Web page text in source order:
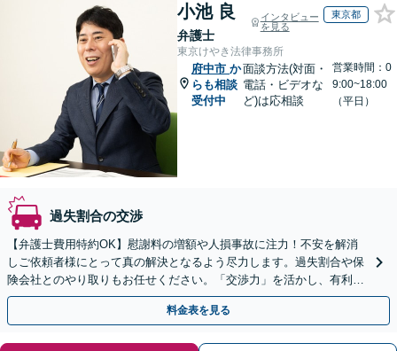
小池 良
弁護士
インタビュー
を見る
東京都
東京けやき法律事務所
府中市 か
らも相談
受付中
面談方法(対面・
電話・ビデオな
ど)は応相談
営業時間：0
9:00~18:00
（平日）
過失割合の交渉
【弁護士費用特約OK】慰謝料の増額や人損事故に注力！不安を解消
しご依頼者様にとって真の解決となるよう尽力します。過失割合や保
険会社とのやり取りもお任せください。「交渉力」を活かし、有利な
条件での示談成立を目指します。【夜間・休日の相談可能】
料金表を見る